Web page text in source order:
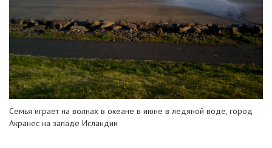
Семья играет на волнах в океане в июне в ледяной воде, город
Акранес на западе Исландии